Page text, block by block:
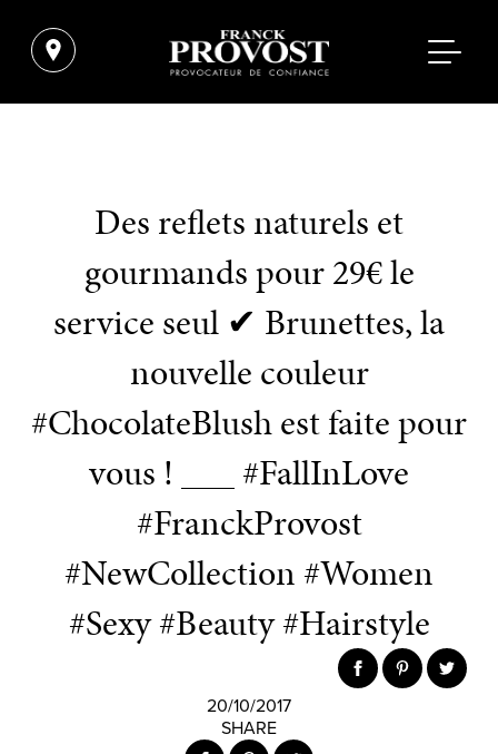
Des reflets naturels et
gourmands pour 29€ le
service seul ✔ Brunettes, la
nouvelle couleur
#ChocolateBlush est faite pour
vous ! ___ #FallInLove
#FranckProvost
#NewCollection #Women
#Sexy #Beauty #Hairstyle
20/10/2017
SHARE